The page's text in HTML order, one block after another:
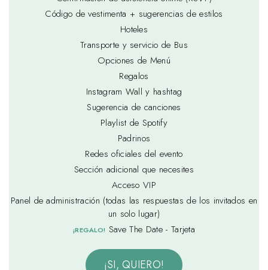
Código de vestimenta + sugerencias de estilos
Hoteles
Transporte y servicio de Bus
Opciones de Menú
Regalos
Instagram Wall y hashtag
Sugerencia de canciones
Playlist de Spotify
Padrinos
Redes oficiales del evento
Sección adicional que necesites
Acceso VIP
Panel de administración (todas las respuestas de los invitados en
un solo lugar)
¡REGALO! Save The Date - Tarjeta
¡SI, QUIERO!